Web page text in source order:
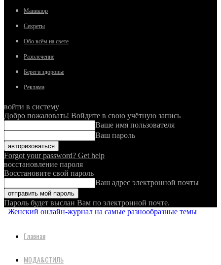
Маникюр
Секреты
Обо всём на свете
Развлечение
Береги здоровье
Реклама
войти в систему
Добро пожаловать! Войдите в свою учётную запись
Ваше имя пользователя
Ваш пароль
Forgot your password? Get help
восстановление пароля
Восстановите свой пароль
Ваш адрес электронной почты
Пароль будет выслан Вам по электронной почте.
Женский онлайн-журнал на самые разнообразные темы
Главная
МОДА&СТИЛЬ